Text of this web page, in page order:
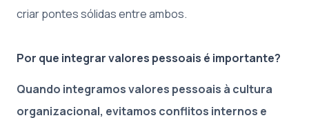
criar pontes sólidas entre ambos.
Por que integrar valores pessoais é importante?
Quando integramos valores pessoais à cultura
organizacional, evitamos conflitos internos e